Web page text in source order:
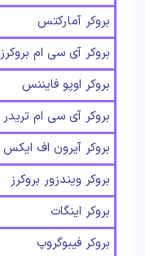
بروکر آمارکتس
بروکر آی سی ام بروکرز
بروکر اوپو فایننس
بروکر آی سی ام تریدر
بروکر آیرون اف ایکس
بروکر ویندزور بروکرز
بروکر اینگات
بروکر فیبوگروپ